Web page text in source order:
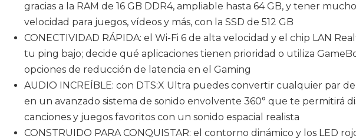
gracias a la RAM de 16 GB DDR4, ampliable hasta 64 GB, y tener
velocidad para juegos, vídeos y más, con la SSD de 512 GB
CONECTIVIDAD RÁPIDA: el Wi-Fi 6 de alta velocidad y el chip LAN
tu ping bajo; decide qué aplicaciones tienen prioridad o utiliza
opciones de reducción de latencia en el Gaming
AUDIO INCREÍBLE: con DTS:X Ultra puedes convertir cualquier par
en un avanzado sistema de sonido envolvente 360° que te permitirá
canciones y juegos favoritos con un sonido espacial realista
CONSTRUIDO PARA CONQUISTAR: el contorno dinámico y los LED